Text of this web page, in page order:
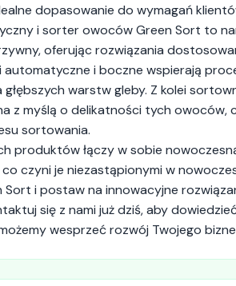
dopasowanie do wymagań
i sorter owoców Green Sort to
oferując rozwiązania
automatyczne i boczne wspierają
warstw gleby. Z kolei
z myślą o delikatności tych owoców,
sortowania.
produktów łączy w sobie
czyni je niezastąpionymi w
Sort i postaw na innowacyjne
się z nami już dziś, aby
wesprzeć rozwój Twojego